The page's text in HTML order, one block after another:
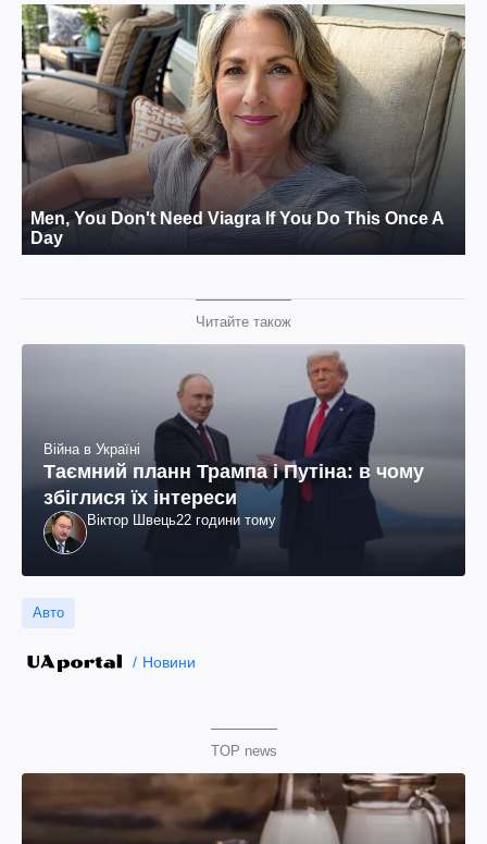
Читайте також
Війна в Україні
Таємний планн Трампа і Путіна: в чому
збіглися їх інтереси
Віктор Швець22 години тому
Авто
Новини
TOP news